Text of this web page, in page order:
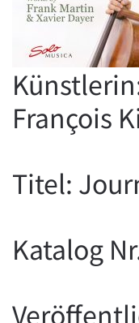
François
Titel:
Katalog